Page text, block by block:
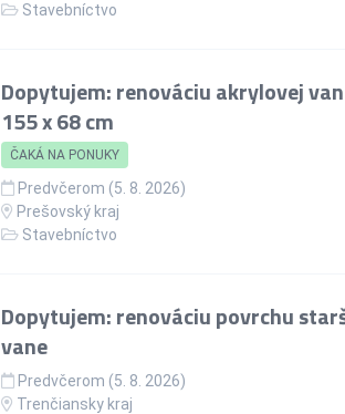
Stavebníctvo
Dopytujem: renováciu akrylovej
155 x 68 cm
ČAKÁ NA PONUKY
Predvčerom (5. 8. 2026)
Prešovský kraj
Stavebníctvo
Dopytujem: renováciu povrchu
vane
Predvčerom (5. 8. 2026)
Trenčiansky kraj